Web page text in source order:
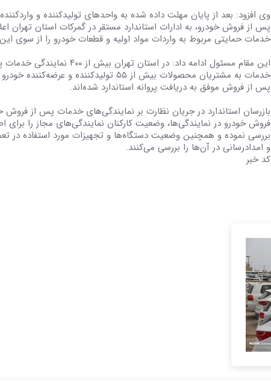
وی افزود: بعد از پایان مهلت داده شده به واحدهای تولیدکننده و
پس از فروش خودرو، به ادارات استاندارد مستقر در گمرکات استان تهران
خدمات حمایتی مربوط به واردات مواد اولیه و قطعات خودرو را از سوی
این مقام مسئول ادامه داد: در
پس از فروش موفق به دریافت پروانه استاندارد شده‌اند.
بازرسان استاندارد در جریان نظارت بر نمایندگی‌های خدمات پس از
فروش خودرو در نمایندگی‌ها، وضعیت کارکنان نمایندگی‌های مجاز را
بررسی نموده و همچنین وضعیت دستگاه‌ها و تجهیزات مورد استفاده در
و امدادرسانی در آن‌ها را بررسی می‌کنند.
کد خبر